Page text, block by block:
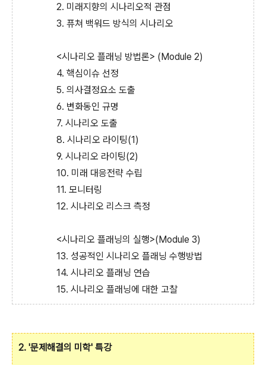
2. 미래지향의 시나리오적 관점
3. 퓨쳐 백워드 방식의 시나리오
<시나리오 플래닝 방법론> (Module 2)
4. 핵심이슈 선정
5. 의사결정요소 도출
6. 변화동인 규명
7. 시나리오 도출
8. 시나리오 라이팅(1)
9. 시나리오 라이팅(2)
10. 미래 대응전략 수립
11. 모니터링
12. 시나리오 리스크 측정
<시나리오 플래닝의 실행>(Module 3)
13. 성공적인 시나리오 플래닝 수행방법
14. 시나리오 플래닝 연습
15. 시나리오 플래닝에 대한 고찰
2. '문제해결의 미학' 특강